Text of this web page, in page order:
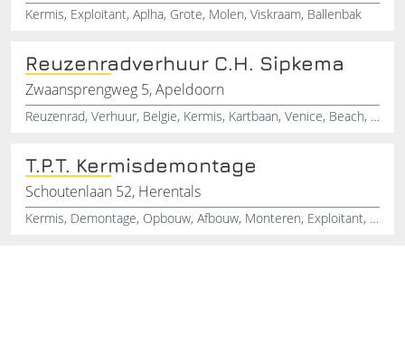
Kermis, Exploitant, Aplha, Grote, Molen, Viskraam, Ballenbak
Reuzenradverhuur C.H. Sipkema
Zwaansprengweg 5, Apeldoorn
Reuzenrad, Verhuur, Belgie, Kermis, Kartbaan, Venice, Beach, Kermissen, Informatie, Amusement
T.P.T. Kermisdemontage
Schoutenlaan 52, Herentals
Kermis, Demontage, Opbouw, Afbouw, Monteren, Exploitant, Service, Attracties, Hengelo